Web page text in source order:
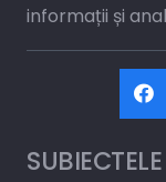
informații și